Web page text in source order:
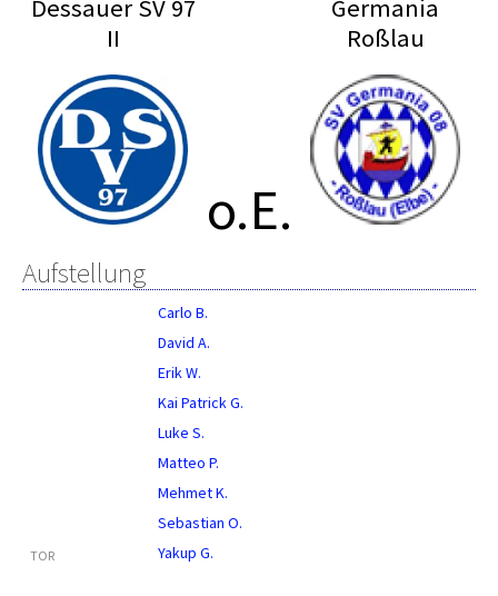
Dessauer SV 97
II
Germania
Roßlau
o.E.
Aufstellung
Carlo B.
David A.
Erik W.
Kai Patrick G.
Luke S.
Matteo P.
Mehmet K.
Sebastian O.
TOR Yakup G.